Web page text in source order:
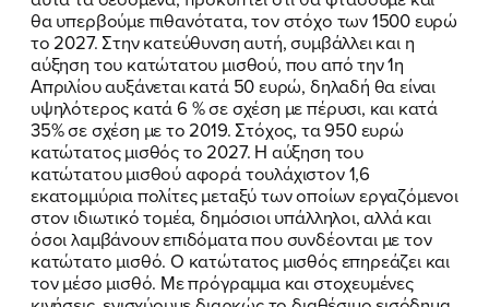
θα υπερβούμε πιθανότατα, τον στόχο των 1500 ευρώ
το 2027. Στην κατεύθυνση αυτή, συμβάλλει και η
αύξηση του κατώτατου μισθού, που από την 1η
Απριλίου αυξάνεται κατά 50 ευρώ, δηλαδή θα είναι
υψηλότερος κατά 6 % σε σχέση με πέρυσι, και κατά
35% σε σχέση με το 2019. Στόχος, τα 950 ευρώ
κατώτατος μισθός το 2027. Η αύξηση του
κατώτατου μισθού αφορά τουλάχιστον 1,6
εκατομμύρια πολίτες μεταξύ των οποίων εργαζόμενοι
στον ιδιωτικό τομέα, δημόσιοι υπάλληλοι, αλλά και
όσοι λαμβάνουν επιδόματα που συνδέονται με τον
κατώτατο μισθό. Ο κατώτατος μισθός επηρεάζει και
τον μέσο μισθό. Με πρόγραμμα και στοχευμένες